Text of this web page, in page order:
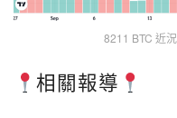
8211 BTC 近
相關報導